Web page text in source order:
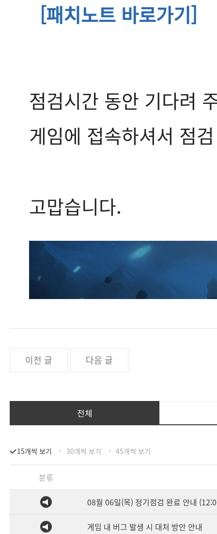
[패치노트 바로가기]
점검시간 동안 기다려
게임에 접속하셔서 점
고맙습니다.
이전 글 다음 글
전체
15개씩 보기 30개씩 보기 45개씩 보기
분류
08월 06일(목) 정기점검 완료 안내
게임 내 버그 발생 시 대처 방안 안내